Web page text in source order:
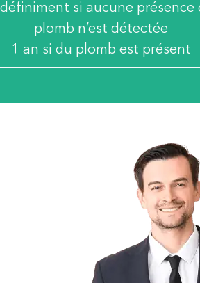
si aucune présence
plomb n’est détectée
1 an si du plomb est présent